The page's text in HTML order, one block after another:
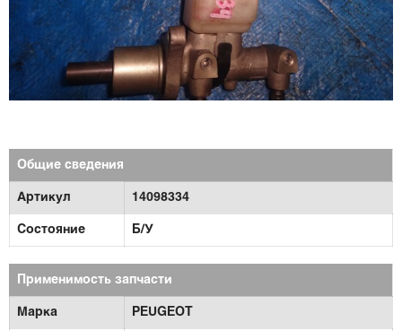
Общие сведения
Артикул 14098334
Состояние Б/У
Применимость запчасти
Марка PEUGEOT